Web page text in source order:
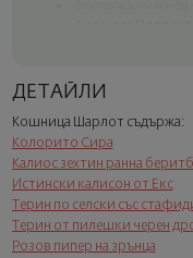
Seewines
Куриер на
Изненадайте със
Добавете луксозна
картичка с ваше
следващата стъпка
ДЕТАЙЛИ
Кошница Шарлот съдържа:
Колорито Сира
Калиос зехтин ранна
Истински калисон от Екс
Терин по селски със
Терин от пилешки черен
Розов пипер на зрънца